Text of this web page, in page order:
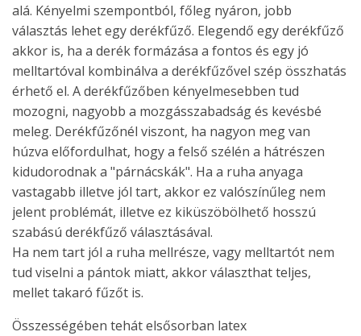
alá. Kényelmi szempontból, főleg nyáron, jobb
választás lehet egy derékfűző. Elegendő egy derékfűző
akkor is, ha a derék formázása a fontos és egy jó
melltartóval kombinálva a derékfűzővel szép összhatás
érhető el. A derékfűzőben kényelmesebben tud
mozogni, nagyobb a mozgásszabadság és kevésbé
meleg. Derékfűzőnél viszont, ha nagyon meg van
húzva előfordulhat, hogy a felső szélén a hátrészen
kidudorodnak a "párnácskák". Ha a ruha anyaga
vastagabb illetve jól tart, akkor ez valószínűleg nem
jelent problémát, illetve ez kiküszöbölhető hosszú
szabású derékfűző választásával.
Ha nem tart jól a ruha mellrésze, vagy melltartót nem
tud viselni a pántok miatt, akkor választhat teljes,
mellet takaró fűzőt is.
Összességében tehát elsősorban latex